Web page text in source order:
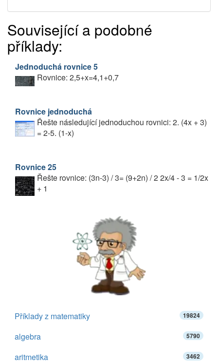
Související a podobné
příklady:
Jednoduchá rovnice 5
Rovnice: 2,5+x=4,1+0,7
Rovnice jednoduchá
Řešte následující jednoduchou rovnici: 2. (4x + 3)
= 2-5. (1-x)
Rovnice 25
Řešte rovnice: (3n-3) / 3= (9+2n) / 2 2x/4 - 3 = 1/2x
+ 1
Příklady z matematiky 19824
algebra 5790
aritmetika 3462